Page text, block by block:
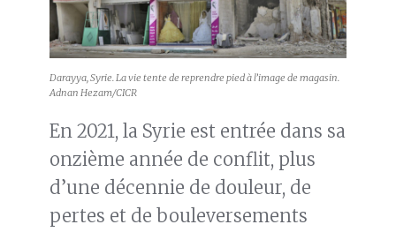
Darayya, Syrie. La vie tente de reprendre pied à l’image de magasin.
Adnan Hezam/CICR
En 2021, la Syrie est entrée dans sa
onzième année de conflit, plus
d’une décennie de douleur, de
pertes et de bouleversements